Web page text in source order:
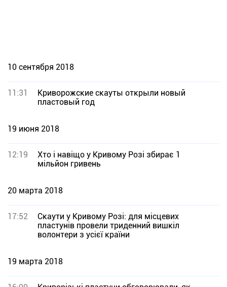
10 сентября 2018
11:31
Криворожские скауты открыли новый
пластовый год
19 июня 2018
12:19
Хто і навіщо у Кривому Розі збирає 1
мільйон гривень
20 марта 2018
17:52
Скаути у Кривому Розі: для місцевих
пластунів провели триденний вишкіл
волонтери з усієї країни
19 марта 2018